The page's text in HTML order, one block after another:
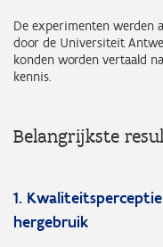
De experimenten werden
door de Universiteit
konden worden vertaald
kennis.
Belangrijkste
1.
hergebruik